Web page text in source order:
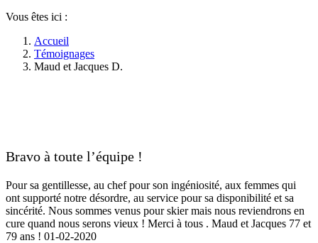
Vous êtes ici :
Accueil
Témoignages
Maud et Jacques D.
Bravo à toute l’équipe !
Pour sa gentillesse, au chef pour son ingéniosité, aux femmes qui
ont supporté notre désordre, au service pour sa disponibilité et sa
sincérité. Nous sommes venus pour skier mais nous reviendrons en
cure quand nous serons vieux ! Merci à tous . Maud et Jacques 77 et
79 ans ! 01-02-2020